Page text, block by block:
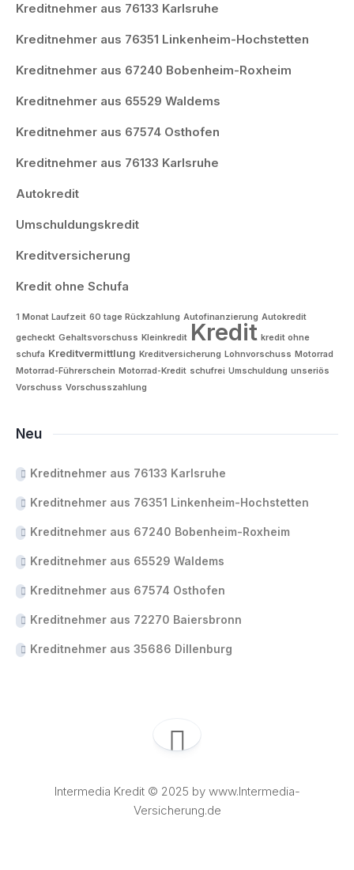
Kreditnehmer aus 76133 Karlsruhe
Kreditnehmer aus 76351 Linkenheim-Hochstetten
Kreditnehmer aus 67240 Bobenheim-Roxheim
Kreditnehmer aus 65529 Waldems
Kreditnehmer aus 67574 Osthofen
Kreditnehmer aus 76133 Karlsruhe
Autokredit
Umschuldungskredit
Kreditversicherung
Kredit ohne Schufa
1 Monat Laufzeit 60 tage Rückzahlung Autofinanzierung Autokredit
gecheckt Gehaltsvorschuss Kleinkredit Kredit kredit ohne
schufa Kreditvermittlung Kreditversicherung Lohnvorschuss Motorrad
Motorrad-Führerschein Motorrad-Kredit schufrei Umschuldung unseriös
Vorschuss Vorschusszahlung
Neu
Kreditnehmer aus 76133 Karlsruhe
Kreditnehmer aus 76351 Linkenheim-Hochstetten
Kreditnehmer aus 67240 Bobenheim-Roxheim
Kreditnehmer aus 65529 Waldems
Kreditnehmer aus 67574 Osthofen
Kreditnehmer aus 72270 Baiersbronn
Kreditnehmer aus 35686 Dillenburg
Intermedia Kredit © 2025 by www.Intermedia-
Versicherung.de